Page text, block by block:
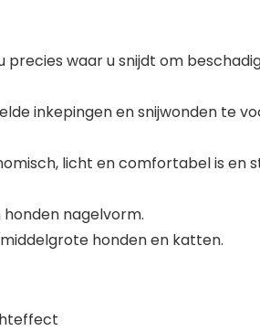
waar u snijdt om
inkepingen en snijwonden te
licht en comfortabel is en
nagelvorm.
honden en katten.